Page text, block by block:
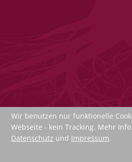
Wir benutzen nur funktionelle
Webseite - kein Tracking. Mehr
Datenschutz und Impressum.